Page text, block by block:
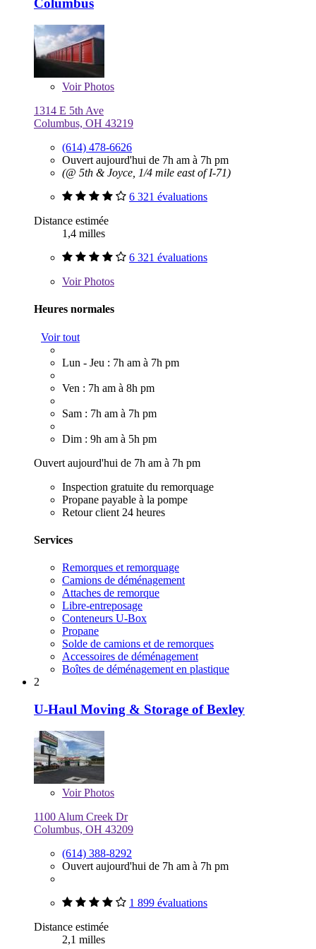
Columbus
VoirPhotos
1314 E 5th Ave
Columbus, OH 43219
(614) 478-6626
Ouvert aujourd'hui de 7h am à 7h pm
(@ 5th & Joyce, 1/4 mile east of I-71)
6 321 évaluations
Distance estimée
1,4 milles
6 321 évaluations
VoirPhotos
Heures normales
Voir tout
Lun - Jeu : 7h am à 7h pm
Ven : 7h am à 8h pm
Sam : 7h am à 7h pm
Dim : 9h am à 5h pm
Ouvert aujourd'hui de 7h am à 7h pm
Inspection gratuite du remorquage
Propane payable à la pompe
Retour client 24 heures
Services
Remorques et remorquage
Camions de déménagement
Attaches de remorque
Libre-entreposage
Conteneurs U-Box
Propane
Solde de camions et de remorques
Accessoires de déménagement
Boîtes de déménagement en plastique
2
U-Haul Moving & Storage of Bexley
VoirPhotos
1100 Alum Creek Dr
Columbus, OH 43209
(614) 388-8292
Ouvert aujourd'hui de 7h am à 7h pm
1 899 évaluations
Distance estimée
2,1 milles